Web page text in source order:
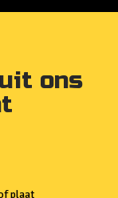
ons
plaat